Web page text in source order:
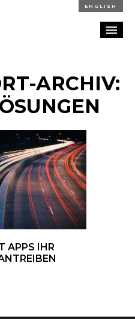
ENGLISH
BLOG
KARRIERE
KONTAKT
ARCHIV:
APPS IHR